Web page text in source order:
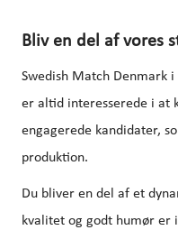
Bliv en del af vores
Swedish Match Denmark
er altid interesserede i at
engagerede kandidater,
produktion.
Du bliver en del af et
kvalitet og godt humør er